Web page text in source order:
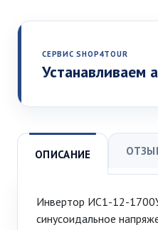
СЕРВИС SHOP4TOUR
Устанавливаем
ОПИСАНИЕ
Инвертор ИС1-12-1700У
синусоидальное